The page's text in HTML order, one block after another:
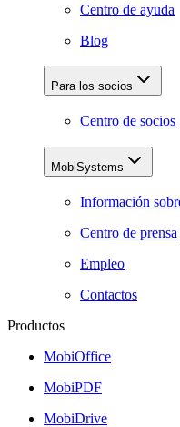
Centro de ayuda
Blog
Para los socios
Centro de socios
MobiSystems
Información
Centro de prensa
Empleo
Contactos
Productos
MobiOffice
MobiPDF
MobiDrive